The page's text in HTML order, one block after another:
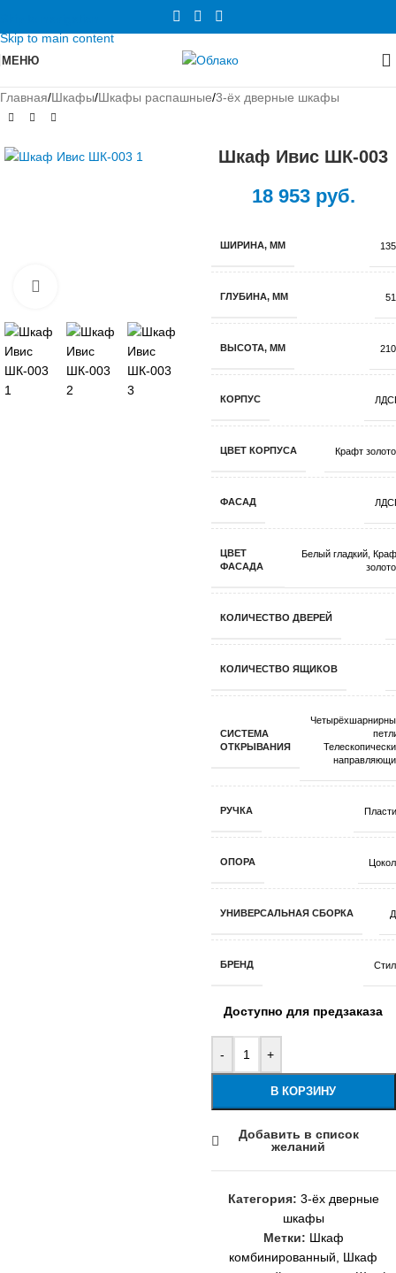
Skip to main content
МЕНЮ
Главная/Шкафы/Шкафы распашные/3-ёх дверные шкафы
Шкаф Ивис ШК-003
18 953руб.
ШИРИНА, ММ
ГЛУБИНА, ММ
ВЫСОТА, ММ
КОРПУС
ЦВЕТ КОРПУСА Крафт
ФАСАД
ЦВЕТ
ФАСАДА
Белый гладкий,
КОЛИЧЕСТВО ДВЕРЕЙ
КОЛИЧЕСТВО ЯЩИКОВ
СИСТЕМА
ОТКРЫВАНИЯ
РУЧКА
ОПОРА
УНИВЕРСАЛЬНАЯ СБОРКА
БРЕНД
Доступно для предзаказа
- +
В КОРЗИНУ
Добавить в список
желаний
Категория: 3-ёх дверные
шкафы
Метки: Шкаф
комбинированный
Шкаф